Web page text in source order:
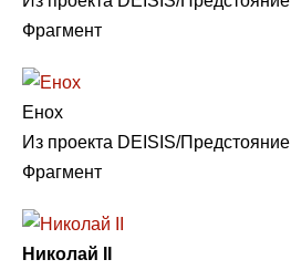
Фрагмент
Енох
Из проекта DEISIS/Предстояние
Фрагмент
Николай II